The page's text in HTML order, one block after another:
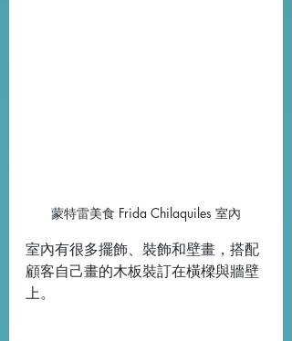
蒙特雷美食 Frida Chilaquiles 室內
室內有很多擺飾、裝飾和壁畫，搭配
顧客自己畫的木板裝訂在橫樑與牆壁
上。